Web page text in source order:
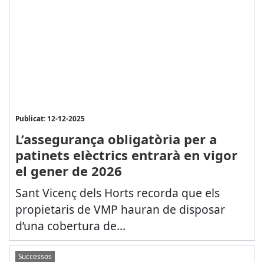
Publicat: 12-12-2025
L’assegurança obligatòria per a
patinets elèctrics entrarà en vigor
el gener de 2026
Sant Vicenç dels Horts recorda que els
propietaris de VMP hauran de disposar
d’una cobertura de...
Successos